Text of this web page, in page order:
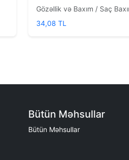
Gözəllik və Baxım / Saç
34,08 TL
Bütün Məhsullar
Bütün Məhsullar